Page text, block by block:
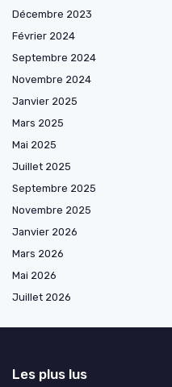
Décembre 2023
Février 2024
Septembre 2024
Novembre 2024
Janvier 2025
Mars 2025
Mai 2025
Juillet 2025
Septembre 2025
Novembre 2025
Janvier 2026
Mars 2026
Mai 2026
Juillet 2026
Les plus lus